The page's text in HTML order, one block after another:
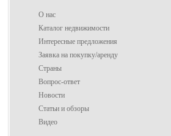
О нас
Каталог недвижимости
Интересные предложения
Заявка на покупку/аренду
Страны
Вопрос-ответ
Новости
Статьи и обзоры
Видео